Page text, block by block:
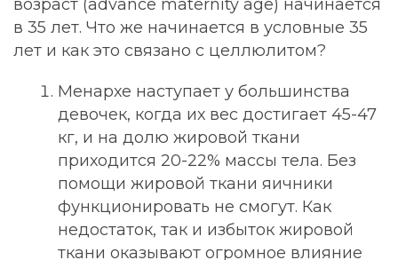
возраст (advance maternity age) начинается
в 35 лет. Что же начинается в условные 35
лет и как это связано с целлюлитом?
Менархе наступает у большинства
девочек, когда их вес достигает 45-47
кг, и на долю жировой ткани
приходится 20-22% массы тела. Без
помощи жировой ткани яичники
функционировать не смогут. Как
недостаток, так и избыток жировой
ткани оказывают огромное влияние